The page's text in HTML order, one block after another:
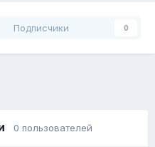
Подписчики 0
0 пользователей